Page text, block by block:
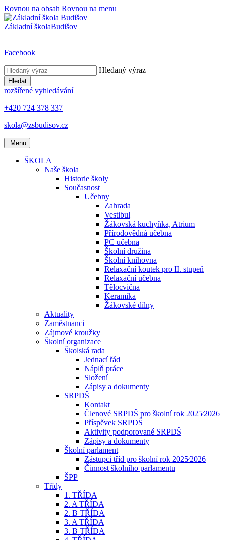
Rovnou na obsah Rovnou na menu
Základní školaBudišov
Facebook
Hledaný výraz
Hledat
rozšířené vyhledávání
+420 724 378 337
skola@zsbudisov.cz
Menu
ŠKOLA
Naše škola
Historie školy
Současnost
Učebny
Zahrada
Vestibul
Žákovská kuchyňka, Atrium
Přírodovědná učebna
PC učebna
Školní družina
Školní knihovna
Relaxační koutek pro II. stupeň
Relaxační učebna
Tělocvična
Keramika
Žákovské dílny
Aktuality
Zaměstnanci
Zájmové kroužky
Školní organizace
Školská rada
Jednací řád
Náplň práce
Složení
Zápisy a dokumenty
SRPDŠ
Kontakt
Členové SRPDŠ pro školní rok 2025⁄2026
Příspěvek SRPDŠ
Aktivity podporované SRPDŠ
Zápisy a dokumenty
Školní parlament
Zástupci tříd pro školní rok 2025⁄2026
Činnost školního parlamentu
ŠPP
Třídy
1. TŘÍDA
2. A TŘÍDA
2. B TŘÍDA
3. A TŘÍDA
3. B TŘÍDA